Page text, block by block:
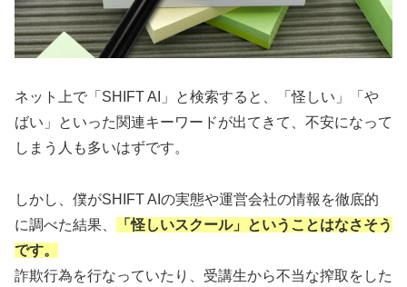
ネット上で「SHIFT AI」と検索すると、「怪しい」「や
ばい」といった関連キーワードが出てきて、不安になって
しまう人も多いはずです。
しかし、僕がSHIFT AIの実態や運営会社の情報を徹底的
に調べた結果、
「怪しいスクール」ということはなさそう
です。
詐欺行為を行なっていたり、受講生から不当な搾取をした